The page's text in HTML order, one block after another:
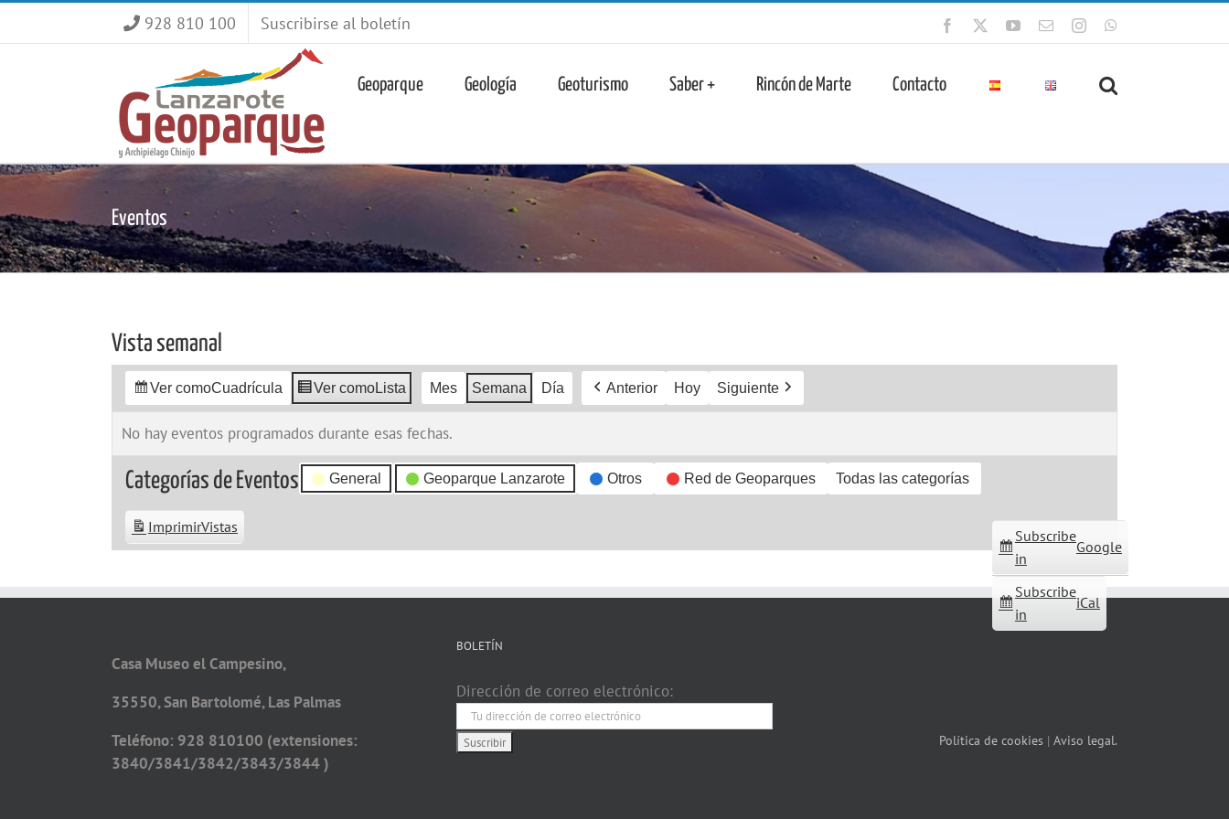
928 810 100 Suscribirse al boletín Facebook YouTube
CorreoInstagram
Geoparque Geología Geoturismo Saber + Rincón de Marte Contacto
Eventos
Vista semanal
Ver comoCuadrícula Ver comoLista Mes Semana Día Anterior Hoy Siguiente
No hay eventos programados durante esas fechas.
Categorías de Eventos General Geoparque Lanzarote Otros Red de Geoparques Todas las categorías
Subscribe
in
Google
Subscribe
in
iCal
ImprimirVistas
Casa Museo el Campesino,
35550, San Bartolomé, Las Palmas
Teléfono: 928 810100 (extensiones:
3840/3841/3842/3843/3844 )
BOLETÍN
Dirección de correo electrónico:
Política de cookies | Aviso legal.